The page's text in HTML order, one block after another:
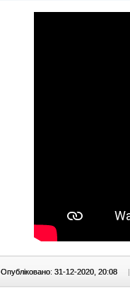
Опубліковано: 31-12-2020, 20:08 |